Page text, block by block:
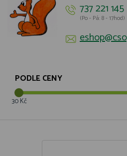
737 221 145
(Po - Pá: 8 - 17hod)
PODLE CENY
30 Kč